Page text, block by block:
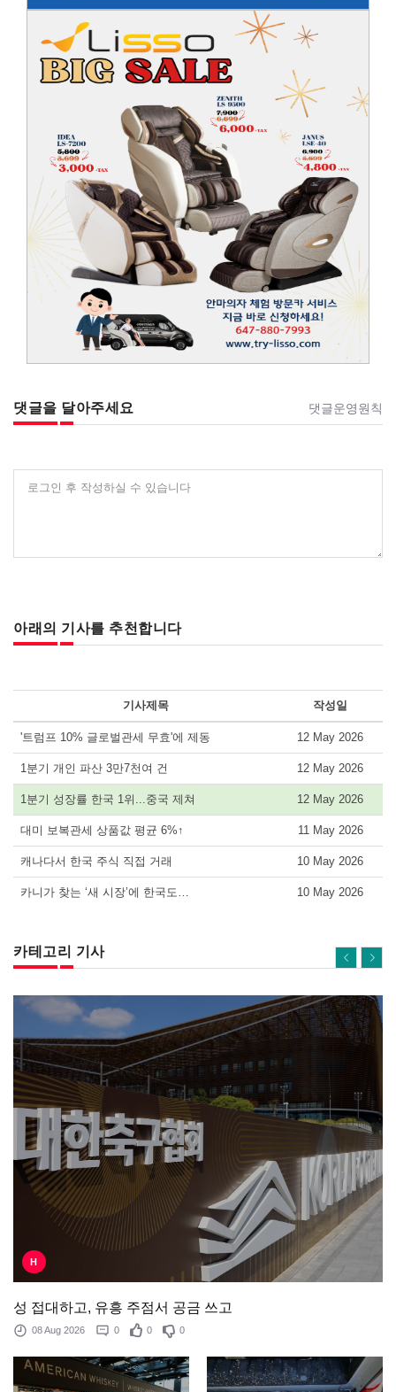
댓글을 달아주세요 댓글운영원칙
로그인 후 작성하실 수 있습니다
아래의 기사를 추천합니다
기사제목 작성일
'트럼프 10% 글로벌관세 무효'에 제동 12 May 2026
1분기 개인 파산 3만7천여 건 12 May 2026
1분기 성장률 한국 1위...중국 제쳐 12 May 2026
대미 보복관세 상품값 평균 6%↑ 11 May 2026
캐나다서 한국 주식 직접 거래 10 May 2026
카니가 찾는 ‘새 시장’에 한국도… 10 May 2026
카테고리 기사
H
성 접대하고, 유흥 주점서 공금 쓰고
08 Aug 2026 0 0 0